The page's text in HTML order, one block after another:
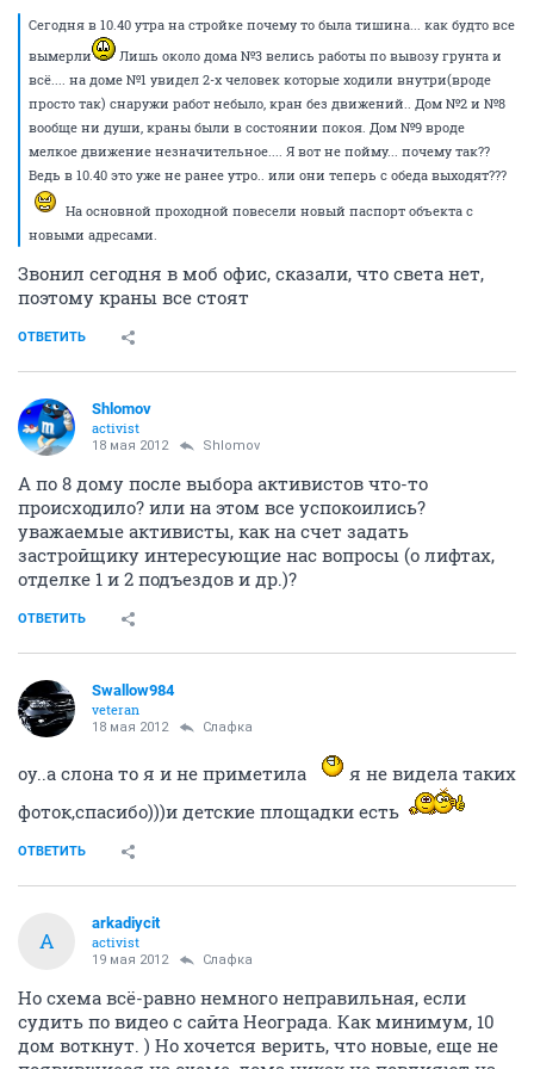
Сегодня в 10.40 утра на стройке почему то была тишина... как будто все
вымерли
Лишь около дома №3 велись работы по вывозу грунта и
всё.... на доме №1 увидел 2-х человек которые ходили внутри(вроде
просто так) снаружи работ небыло, кран без движений.. Дом №2 и №8
вообще ни души, краны были в состоянии покоя. Дом №9 вроде
мелкое движение незначительное.... Я вот не пойму... почему так??
Ведь в 10.40 это уже не ранее утро.. или они теперь с обеда выходят???
На основной проходной повесели новый паспорт объекта с
новыми адресами.
Звонил сегодня в моб офис, сказали, что света нет,
поэтому краны все стоят
ОТВЕТИТЬ
Shlomov
activist
18 мая 2012 Shlomov
А по 8 дому после выбора активистов что-то
происходило? или на этом все успокоились?
уважаемые активисты, как на счет задать
застройщику интересующие нас вопросы (о лифтах,
отделке 1 и 2 подъездов и др.)?
ОТВЕТИТЬ
Swallow984
veteran
18 мая 2012 Слафка
оу..а слона то я и не приметила
я не видела таких
фоток,спасибо)))и детские площадки есть
ОТВЕТИТЬ
A
arkadiycit
activist
19 мая 2012 Слафка
Но схема всё-равно немного неправильная, если
судить по видео с сайта Неограда. Как минимум, 10
дом воткнут. ) Но хочется верить, что новые, еще не